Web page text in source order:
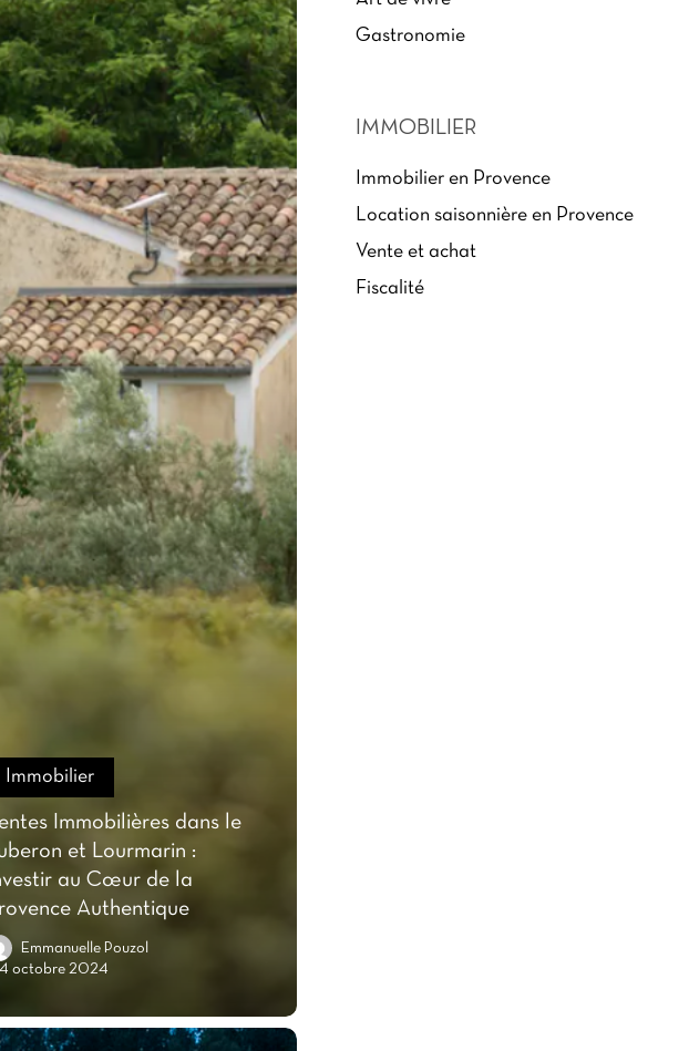
Immobilier
Immobilières dans le
et Lourmarin :
au Cœur de la
Authentique
Emmanuelle Pouzol
4 octobre 2024
Gastronomie
IMMOBILIER
Immobilier en Provence
Location saisonnière en Provence
Vente et achat
Fiscalité